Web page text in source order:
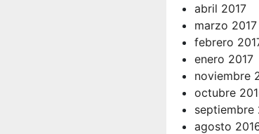
abril 2017
marzo 2017
febrero
enero 2017
noviembre
octubre
septiembre
agosto